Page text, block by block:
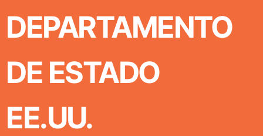
DEPARTAMENTO
DE ESTADO
EE.UU.